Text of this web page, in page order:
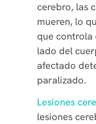
cerebro, las
mueren, lo
que controla
lado del
afectado
paralizado.
Lesiones
lesiones